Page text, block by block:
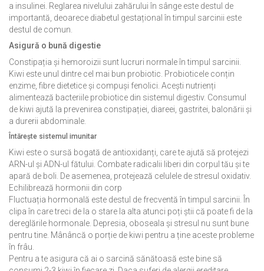
a insulinei. Reglarea nivelului zahărului în sânge este destul de
importantă, deoarece diabetul gestațional în timpul sarcinii este
destul de comun.
Asigură o bună digestie
Constipația și hemoroizii sunt lucruri normale în timpul sarcinii.
Kiwi este unul dintre cel mai bun probiotic. Probioticele conțin
enzime, fibre dietetice și compuși fenolici. Acești nutrienți
alimentează bacteriile probiotice din sistemul digestiv. Consumul
de kiwi ajută la prevenirea constipației, diareei, gastritei, balonării și
a durerii abdominale.
Întărește sistemul imunitar
Kiwi este o sursă bogată de antioxidanți, care te ajută să protejezi
ARN-ul și ADN-ul fătului. Combate radicalii liberi din corpul tău și te
apară de boli. De asemenea, protejează celulele de stresul oxidativ.
Echilibrează hormonii din corp
Fluctuația hormonală este destul de frecventă în timpul sarcinii. În
clipa în care treci de la o stare la alta atunci poți știi că poate fi de la
dereglările hormonale. Depresia, oboseala și stresul nu sunt bune
pentru tine. Mânâncă o porție de kiwi pentru a ține aceste probleme
în frâu.
Pentru a te asigura că ai o sarcină sănătoasă este bine să